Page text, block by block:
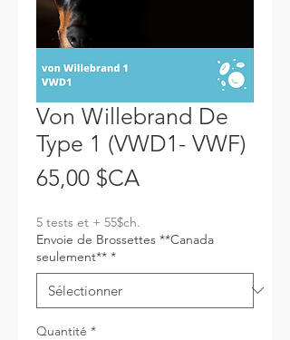
Von Willebrand De
Type 1 (VWD1- VWF)
65,00 $CA
5 tests et + 55$ch.
Envoie de Brossettes **Canada
seulement** *
Quantité *